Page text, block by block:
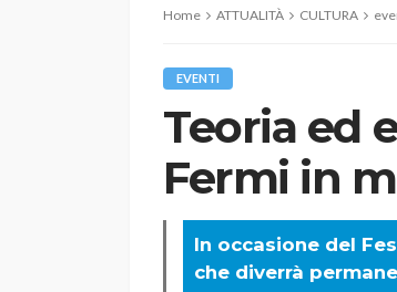
Home ATTUALITÀ CULTURA
EVENTI
Teoria ed
Fermi in
In occasione del
che diverrà